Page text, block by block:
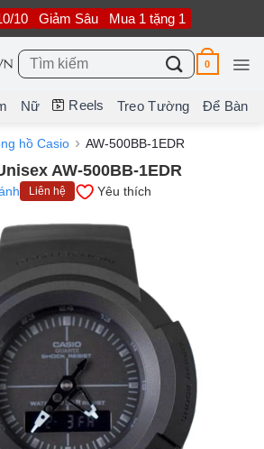
10 Giảm Sâu Mua 1 tặng 1
Tìm
kiếm:
0
Nữ Reels Treo Tường Để Bàn
hồ Casio AW-500BB-1EDR
AW-500BB-1EDR
Liên hệ Yêu thích